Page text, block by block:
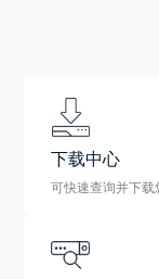
下载中心
可快速查询并下载